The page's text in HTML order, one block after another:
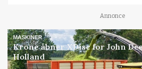
Annonce
MASKINER
Krone åbner XDisc for John
Holland